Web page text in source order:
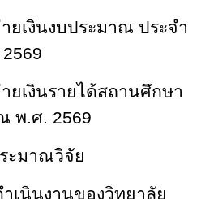
ยเงินงบประมาณ ประจำ
ยเงินรายได้สถานศึกษา
พ.ศ. 2569
ะมาณวิจัย
เนินงานของวิทยาลัย